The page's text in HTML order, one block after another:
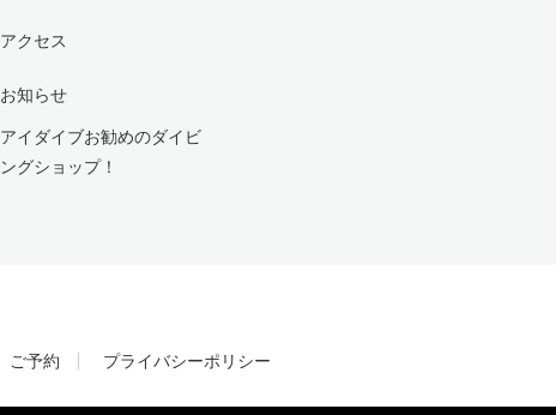
アクセス
お知らせ
アイダイブお勧めのダイビ
ングショップ！
ご予約 プライバシーポリシー